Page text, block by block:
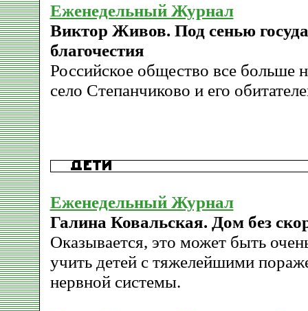
Еженедельный Журнал
Виктор Живов. Под сенью
благочестия
Российское общество все больше
село Степанчиково и его
Еженедельный Журнал
Галина Ковальская. Дом без
Оказывается, это может быть
учить детей с тяжелейшими
нервной системы.